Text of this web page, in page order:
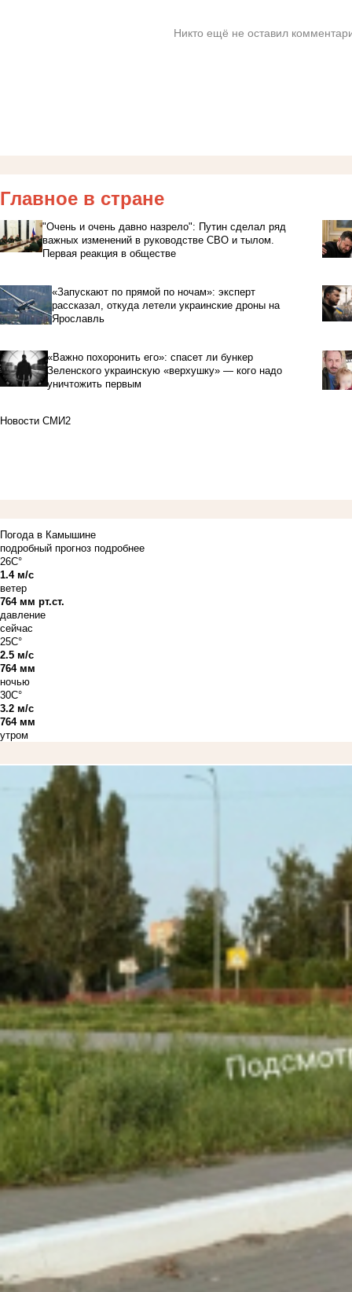
Никто ещё не оставил
Главное в стране
"Очень и очень давно назрело": Путин сделал ряд
важных изменений в руководстве СВО и тылом.
Первая реакция в обществе
«Запускают по прямой по ночам»: эксперт
рассказал, откуда летели украинские дроны на
Ярославль
«Важно похоронить его»: спасет ли бункер
Зеленского украинскую «верхушку» — кого надо
уничтожить первым
Новости СМИ2
Погода в Камышине
подробный прогноз подробнее
26C°
1.4 м/с
ветер
764 мм рт.ст.
давление
сейчас
25C°
2.5 м/с
764 мм
ночью
30C°
3.2 м/с
764 мм
утром